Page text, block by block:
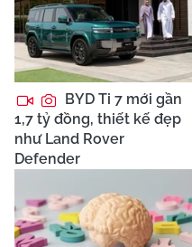
BYD Ti 7 mới gần
1,7 tỷ đồng, thiết kế đẹp
như Land Rover
Defender